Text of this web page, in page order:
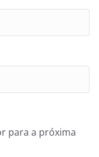
para a próxima